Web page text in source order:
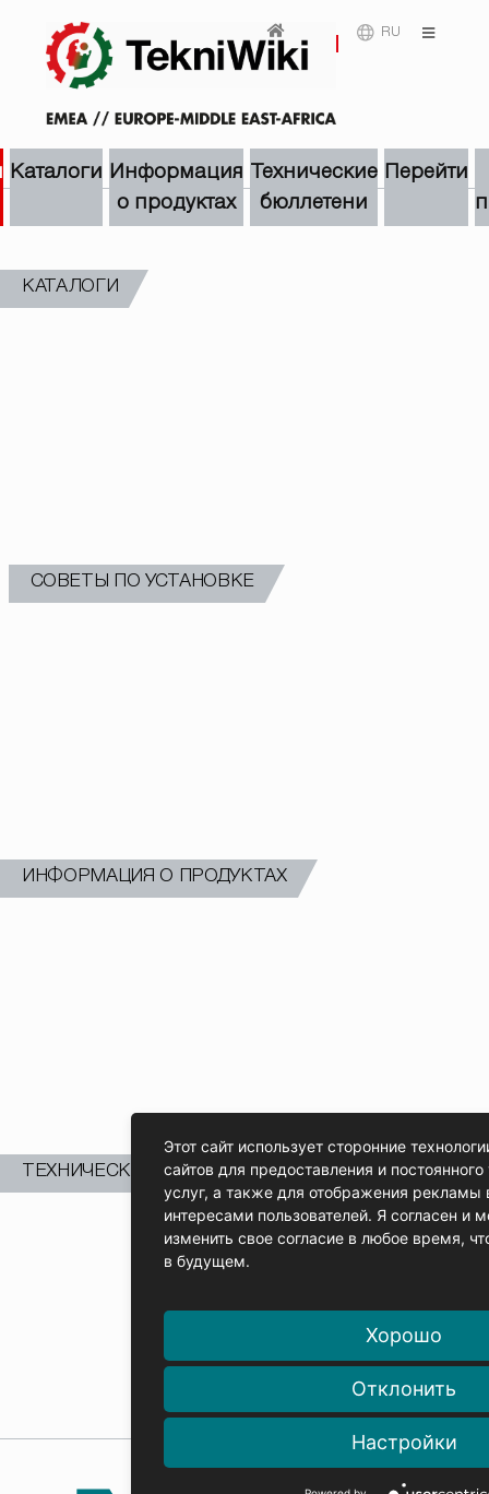
RU
Каталоги Информация
о продуктах
Технические
бюллетени
Перейти
КАТАЛОГИ
СОВЕТЫ ПО УСТАНОВКЕ
ИНФОРМАЦИЯ О ПРОДУКТАХ
ТЕХНИЧЕСКИЕ БЮЛЛЕТЕНИ
КАК ПРОВЕРИТЬ...
Этот сайт использует сторонние
сайтов для предоставления и
услуг, а также для отображения рекламы
интересами пользователей. Я согласен и
изменить свое согласие в любое время,
в будущем.
Хорошо
Отклонить
Настройки